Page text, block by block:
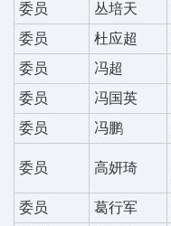
委员
丛培天
委员
杜应超
委员
冯超
委员
冯国英
委员
冯鹏
委员 高妍琦
委员
葛行军